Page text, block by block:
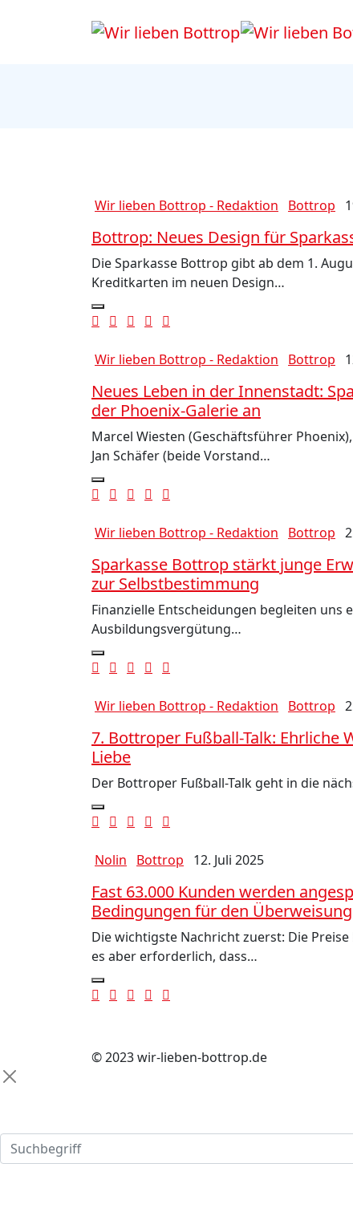
Wir lieben Bottrop - Redaktion Bottrop
Bottrop: Neues Design für
Die Sparkasse Bottrop gibt ab dem 1.
Kreditkarten im neuen Design…
Wir lieben Bottrop - Redaktion Bottrop
Neues Leben in der Innenstadt:
der Phoenix-Galerie an
Marcel Wiesten (Geschäftsführer
Jan Schäfer (beide Vorstand…
Wir lieben Bottrop - Redaktion Bottrop
Sparkasse Bottrop stärkt junge
zur Selbstbestimmung
Finanzielle Entscheidungen begleiten uns
Ausbildungsvergütung…
Wir lieben Bottrop - Redaktion Bottrop
7. Bottroper Fußball-Talk: Ehrliche
Liebe
Der Bottroper Fußball-Talk geht in die
Nolin Bottrop 12. Juli 2025
Fast 63.000 Kunden werden
Bedingungen für den
Die wichtigste Nachricht zuerst: Die
es aber erforderlich, dass…
© 2023 wir-lieben-bottrop.de